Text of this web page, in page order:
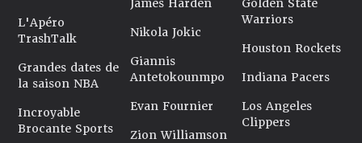
L'Apéro
TrashTalk
Grandes dates de
la saison NBA
Incroyable
Brocante Sports
James Harden
Nikola Jokic
Giannis
Antetokounmpo
Evan Fournier
Zion Williamson
Golden State
Warriors
Houston Rockets
Indiana Pacers
Los Angeles
Clippers